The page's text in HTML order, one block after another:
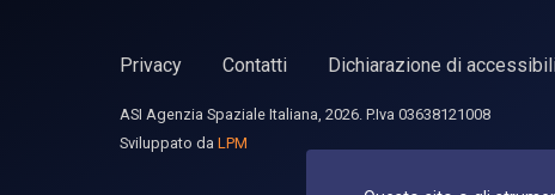
Privacy Contatti Dichiarazione di
ASI Agenzia Spaziale Italiana, 2026. P.Iva 03638121008
Sviluppato da LPM